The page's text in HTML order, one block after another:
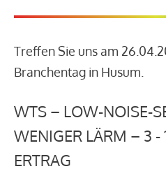
Treffen Sie uns am
Branchentag in Husum.
WTS – LOW-NOISE-
WENIGER LÄRM – 3 -
ERTRAG